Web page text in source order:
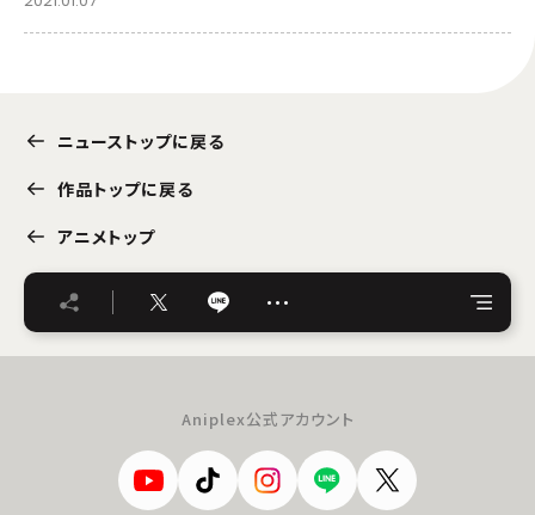
ニューストップに戻る
作品トップに戻る
アニメトップ
…
Aniplex公式アカウント